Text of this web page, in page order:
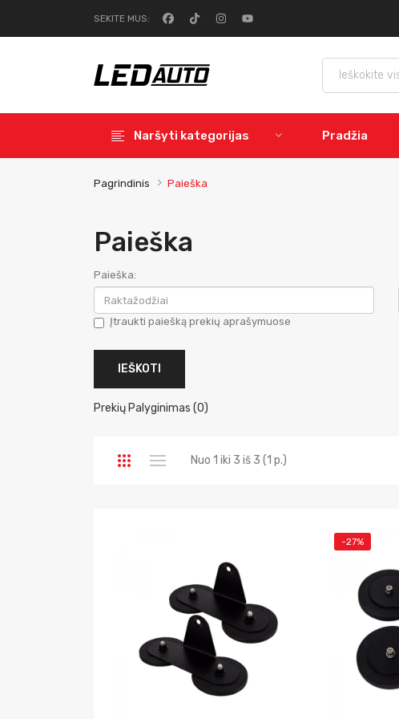
SEKITE MUS:
Naršyti kategorijas Pradžia
Pagrindinis Paieška
Paieška
Paieška:
Įtraukti paiešką prekių aprašymuose
Prekių Palyginimas (0)
Nuo 1 iki 3 iš 3 (1 p.)
-27%